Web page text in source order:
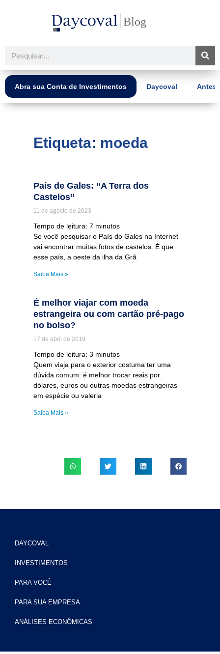
Pesquisar
Abra sua Conta de Investimentos Daycoval Antes
Etiqueta: moeda
País de Gales: “A Terra dos
Castelos”
11 de agosto de 2023
Tempo de leitura: 7 minutos
Se você pesquisar o País do Gales na Internet
vai encontrar muitas fotos de castelos. É que
esse país, a oeste da ilha da Grã
Saiba Mais »
É melhor viajar com moeda
estrangeira ou com cartão pré-pago
no bolso?
17 de abril de 2019
Tempo de leitura: 3 minutos
Quem viaja para o exterior costuma ter uma
dúvida comum: é melhor trocar reais por
dólares, euros ou outras moedas estrangeiras
em espécie ou valeria
Saiba Mais »
DAYCOVAL
INVESTIMENTOS
PARA VOCÊ
PARA SUA EMPRESA
ANÁLISES ECONÔMICAS